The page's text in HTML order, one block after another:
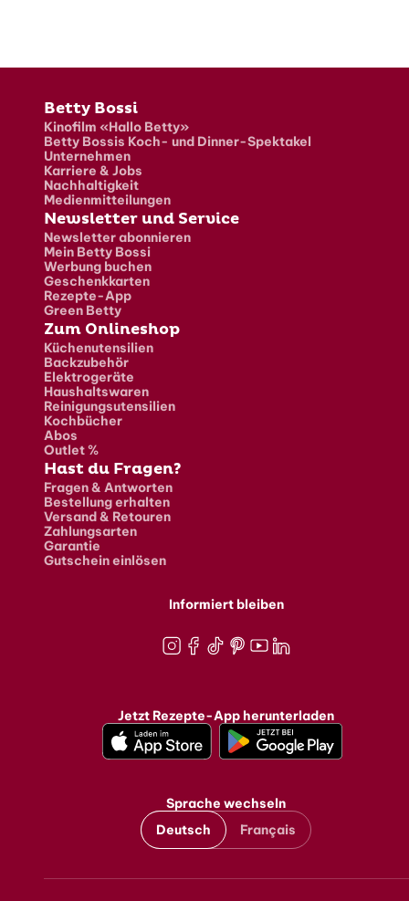
Fusszeile
Betty Bossi
Kinofilm «Hallo Betty»
Betty Bossis Koch- und Dinner-Spektakel
Unternehmen
Karriere & Jobs
Nachhaltigkeit
Medienmitteilungen
Newsletter und Service
Newsletter abonnieren
Mein Betty Bossi
Werbung buchen
Geschenkkarten
Rezepte-App
Green Betty
Zum Onlineshop
Küchenutensilien
Backzubehör
Elektrogeräte
Haushaltswaren
Reinigungsutensilien
Kochbücher
Abos
Outlet %
Hast du Fragen?
Fragen & Antworten
Bestellung erhalten
Versand & Retouren
Zahlungsarten
Garantie
Gutschein einlösen
Informiert bleiben
Jetzt Rezepte-App herunterladen
Sprache wechseln
Deutsch
Français